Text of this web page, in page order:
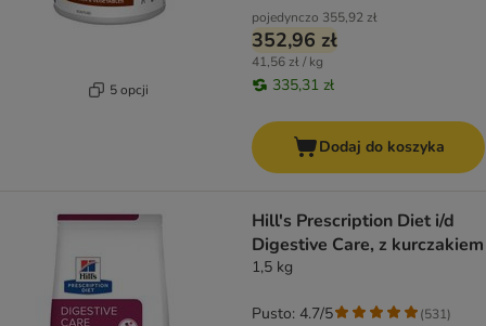
5 opcji
pojedynczo 355,92 zł
352,96 zł
41,56 zł / kg
335,31 zł
Dodaj do koszyka
Hill's Prescription Diet i/d
Digestive Care, z kurczakiem
1,5 kg
Pusto: 4.7/5 (531)